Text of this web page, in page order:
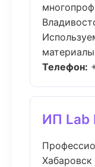
Телефон:
ИП Lab
Хабаровск